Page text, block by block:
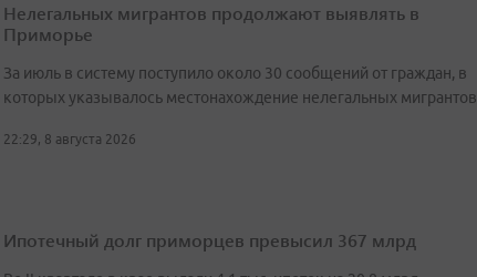
Нелегальных мигрантов продолжают выявлять в
Приморье
За июль в систему поступило около 30 сообщений от граждан, в
которых указывалось местонахождение нелегальных мигрантов
22:29, 8 августа 2026
Ипотечный долг приморцев превысил 367 млрд